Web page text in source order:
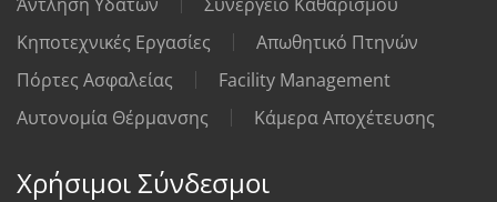
Κηποτεχνικές Εργασίες
Απωθητικό Πτηνών
Πόρτες Ασφαλείας
Facility Management
Αυτονομία Θέρμανσης
Κάμερα Αποχέτευσης
Χρήσιμοι Σύνδεσμοι